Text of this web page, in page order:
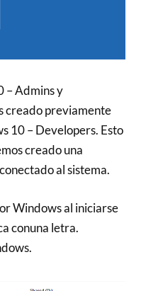
– Admins y
creado previamente
10 – Developers. Esto
creado una
al sistema.
Windows al iniciarse
conuna letra.